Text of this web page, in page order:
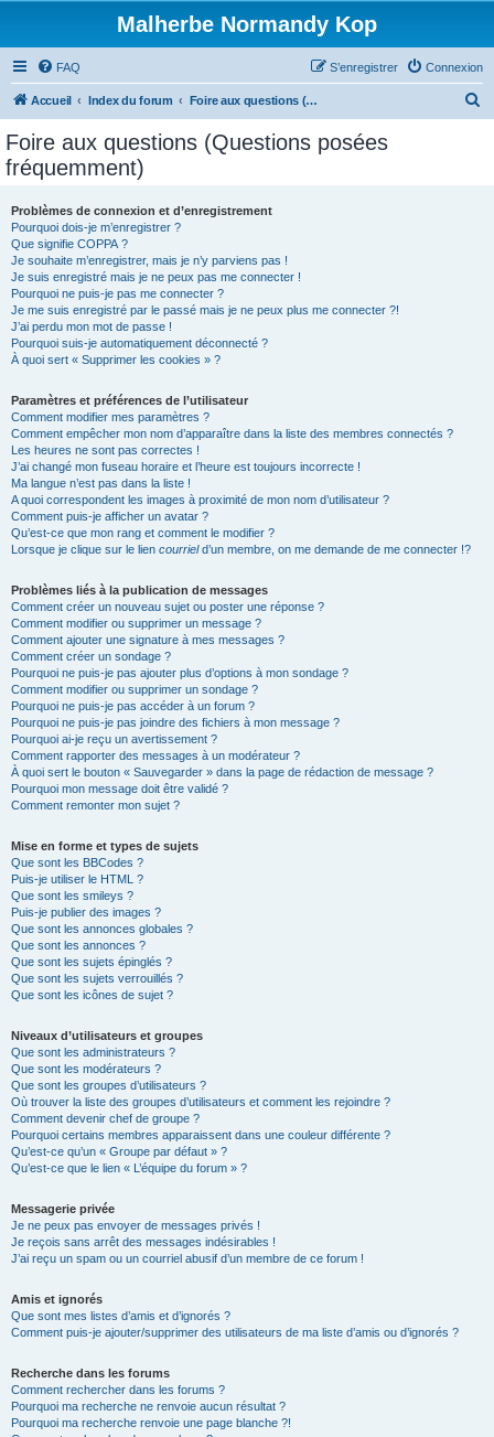
Malherbe Normandy Kop
FAQ Connexion
S’enregistrer
Accueil Index du forum Foire aux questions (Questions posées fréquemment)
Foire aux questions (Questions posées
fréquemment)
Problèmes de connexion et d’enregistrement
Pourquoi dois-je m’enregistrer ?
Que signifie COPPA ?
Je souhaite m’enregistrer, mais je n’y parviens pas !
Je suis enregistré mais je ne peux pas me connecter !
Pourquoi ne puis-je pas me connecter ?
Je me suis enregistré par le passé mais je ne peux plus me connecter ?!
J’ai perdu mon mot de passe !
Pourquoi suis-je automatiquement déconnecté ?
À quoi sert « Supprimer les cookies » ?
Paramètres et préférences de l’utilisateur
Comment modifier mes paramètres ?
Comment empêcher mon nom d’apparaître dans la liste des membres connectés ?
Les heures ne sont pas correctes !
J’ai changé mon fuseau horaire et l’heure est toujours incorrecte !
Ma langue n’est pas dans la liste !
A quoi correspondent les images à proximité de mon nom d’utilisateur ?
Comment puis-je afficher un avatar ?
Qu’est-ce que mon rang et comment le modifier ?
Lorsque je clique sur le lien courrield’un membre, on me demande de me connecter !?
Problèmes liés à la publication de messages
Comment créer un nouveau sujet ou poster une réponse ?
Comment modifier ou supprimer un message ?
Comment ajouter une signature à mes messages ?
Comment créer un sondage ?
Pourquoi ne puis-je pas ajouter plus d’options à mon sondage ?
Comment modifier ou supprimer un sondage ?
Pourquoi ne puis-je pas accéder à un forum ?
Pourquoi ne puis-je pas joindre des fichiers à mon message ?
Pourquoi ai-je reçu un avertissement ?
Comment rapporter des messages à un modérateur ?
À quoi sert le bouton « Sauvegarder » dans la page de rédaction de message ?
Pourquoi mon message doit être validé ?
Comment remonter mon sujet ?
Mise en forme et types de sujets
Que sont les BBCodes ?
Puis-je utiliser le HTML ?
Que sont les smileys ?
Puis-je publier des images ?
Que sont les annonces globales ?
Que sont les annonces ?
Que sont les sujets épinglés ?
Que sont les sujets verrouillés ?
Que sont les icônes de sujet ?
Niveaux d’utilisateurs et groupes
Que sont les administrateurs ?
Que sont les modérateurs ?
Que sont les groupes d’utilisateurs ?
Où trouver la liste des groupes d’utilisateurs et comment les rejoindre ?
Comment devenir chef de groupe ?
Pourquoi certains membres apparaissent dans une couleur différente ?
Qu’est-ce qu’un « Groupe par défaut » ?
Qu’est-ce que le lien « L’équipe du forum » ?
Messagerie privée
Je ne peux pas envoyer de messages privés !
Je reçois sans arrêt des messages indésirables !
J’ai reçu un spam ou un courriel abusif d’un membre de ce forum !
Amis et ignorés
Que sont mes listes d’amis et d’ignorés ?
Comment puis-je ajouter/supprimer des utilisateurs de ma liste d’amis ou d’ignorés ?
Recherche dans les forums
Comment rechercher dans les forums ?
Pourquoi ma recherche ne renvoie aucun résultat ?
Pourquoi ma recherche renvoie une page blanche ?!